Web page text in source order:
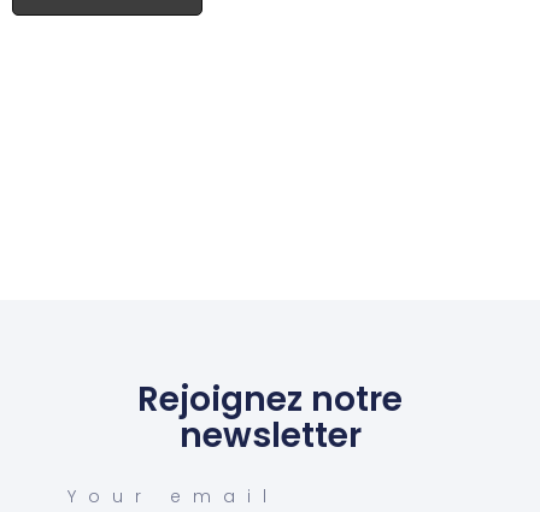
Rejoignez notre
newsletter